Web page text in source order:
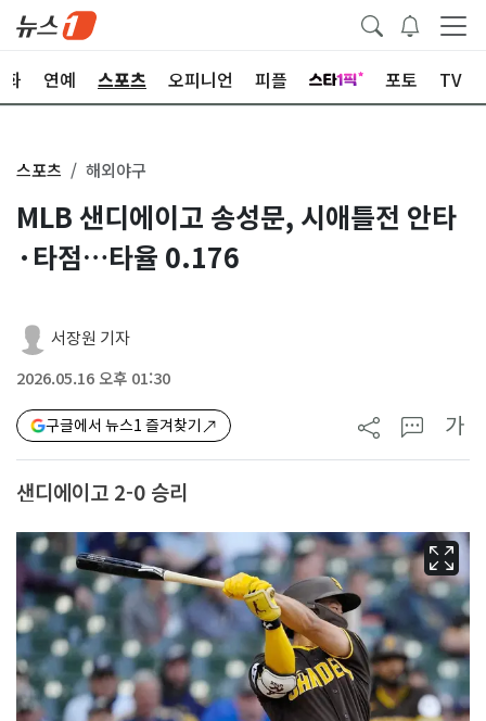
화 연예 스포츠 오피니언 피플 포토 TV
스포츠 해외야구
MLB 샌디에이고 송성문, 시애틀전 안타
·타점…타율 0.176
서장원 기자
2026.05.16 오후 01:30
구글에서 뉴스1 즐겨찾기 가
샌디에이고 2-0 승리